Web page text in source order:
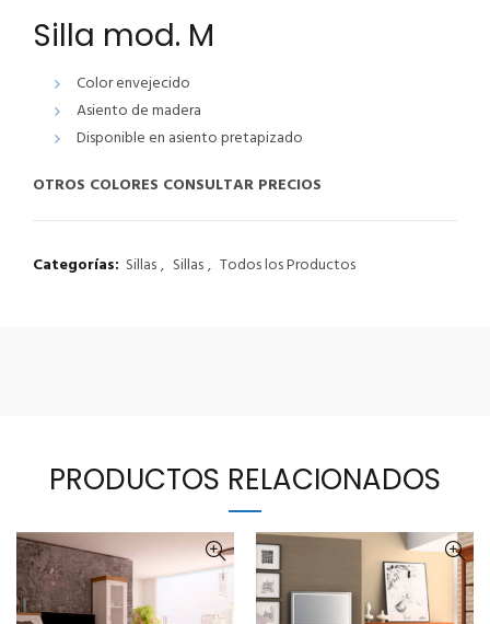
Silla mod. M
Color envejecido
Asiento de madera
Disponible en asiento pretapizado
OTROS COLORES CONSULTAR PRECIOS
Categorías: Sillas, Sillas, Todos los Productos
PRODUCTOS RELACIONADOS